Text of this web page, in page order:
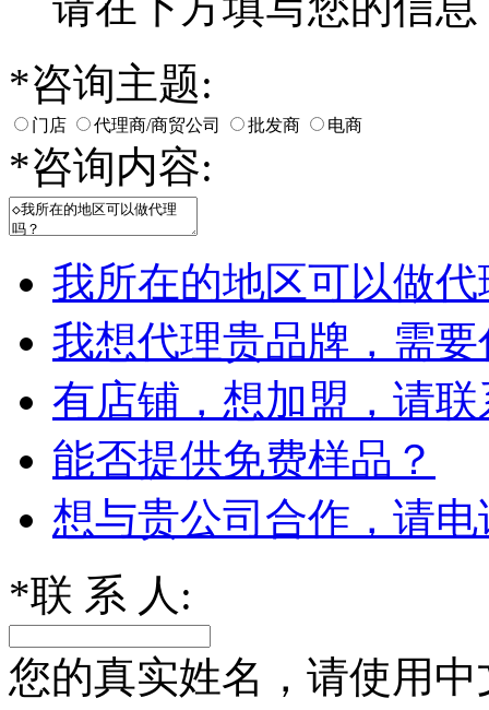
*咨询主题:
门店 代理商/商贸公司 批发商 电商
*咨询内容:
我所在的地区可以做
我想代理贵品牌，需
有店铺，想加盟，请
能否提供免费样品？
想与贵公司合作，请
*联 系 人:
您的真实姓名，请使用中